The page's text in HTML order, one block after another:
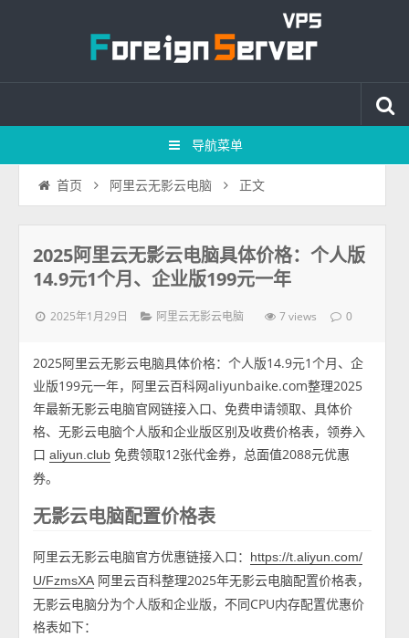
导航菜单
首页 阿里云无影云电脑 正文
2025阿里云无影云电脑具体价格：个人版
14.9元1个月、企业版199元一年
2025年1月29日 阿里云无影云电脑 7 views 0
2025阿里云无影云电脑具体价格：个人版14.9元1个月、企
业版199元一年，阿里云百科网aliyunbaike.com整理2025
年最新无影云电脑官网链接入口、免费申请领取、具体价
格、无影云电脑个人版和企业版区别及收费价格表，领券入
口aliyun.club 免费领取12张代金券，总面值2088元优惠
券。
无影云电脑配置价格表
阿里云无影云电脑官方优惠链接入口：
https://t.aliyun.com/
U/FzmsXA阿里云百科整理2025年无影云电脑配置价格表，
无影云电脑分为个人版和企业版，不同CPU内存配置优惠价
格表如下：